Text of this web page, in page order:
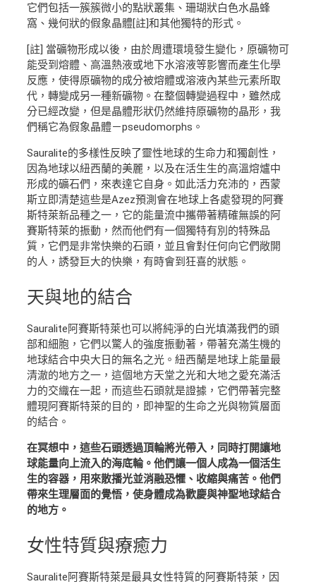
它們包括一簇簇微小的點狀叢集、珊瑚狀白色水晶蜂
窩、幾何狀的假象晶體[註]和其他獨特的形式。
[註] 當礦物形成以後，由於周遭環境發生變化，原礦物可
能受到熔體、高溫熱液或地下水溶液等影響而產生化學
反應，使得原礦物的成分被熔體或溶液內某些元素所取
代，轉變成另一種新礦物。在整個轉變過程中，雖然成
分已經改變，但是晶體形狀仍然維持原礦物的晶形，我
們稱它為假象晶體－pseudomorphs。
Sauralite的多樣性反映了靈性地球的生命力和獨創性，
因為地球以紐西蘭的美麗，以及在活生生的高溫熔爐中
形成的礦石們，來表達它自身。如此活力充沛的，西蒙
斯立即清楚這些是Azez預測會在地球上各處發現的阿賽
斯特萊新品種之一，它的能量流中攜帶著精確無誤的阿
賽斯特萊的振動，然而他們有一個獨特有別的特殊品
質，它們是非常快樂的石頭，並且會對任何向它們敞開
的人，誘發巨大的快樂，有時會到狂喜的狀態。
天與地的結合
Sauralite阿賽斯特萊也可以將純淨的白光填滿我們的頭
部和細胞，它們以驚人的強度振動著，帶著充滿生機的
地球結合中央大日的無名之光。紐西蘭是地球上能量最
清澈的地方之一，這個地方天堂之光和大地之愛充滿活
力的交織在一起，而這些石頭就是證據，它們帶著完整
體現阿賽斯特萊的目的，即神聖的生命之光與物質層面
的結合。
在冥想中，這些石頭透過頂輪將光帶入，同時打開讓地
球能量向上流入的海底輪。他們讓一個人成為一個活生
生的容器，用來散播光並消融恐懼、收縮與痛苦。他們
帶來生理層面的覺悟，使身體成為歡慶與神聖地球結合
的地方。
女性特質與療癒力
Sauralite阿賽斯特萊是最具女性特質的阿賽斯特萊，因